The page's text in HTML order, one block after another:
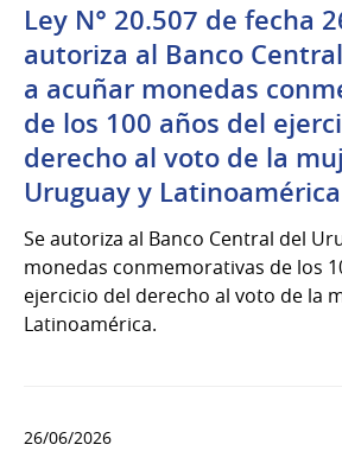
Ley N° 20.507 de fecha
autoriza al Banco
a acuñar monedas
de los 100 años del
derecho al voto de la
Uruguay y Latinoamérica
Se autoriza al Banco Central del
monedas conmemorativas de los
ejercicio del derecho al voto de la
Latinoamérica.
26/06/2026